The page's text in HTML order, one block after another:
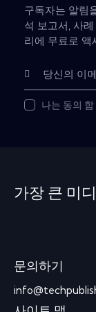
구독자는 알림
석 보고서, 사
리에 무료로 액
나는 동의 함
가장 큰 미
문의하기